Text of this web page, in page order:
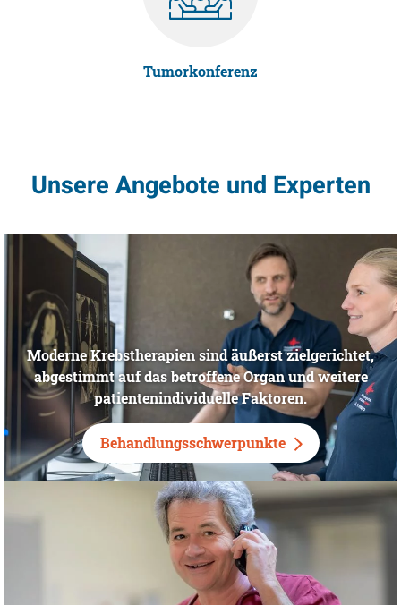
Tumorkonferenz
Unsere Angebote und Experten
Moderne Krebstherapien sind äußerst zielgerichtet,
abgestimmt auf das betroffene Organ und weitere
patientenindividuelle Faktoren.
Behandlungsschwerpunkte